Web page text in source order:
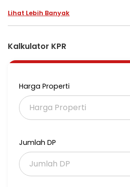
KT2 KM1
View city
Hadap selatan(dingin)
SHMSRS
Lihat Lebih Banyak
Kalkulator KPR
Harga Properti
Jumlah DP